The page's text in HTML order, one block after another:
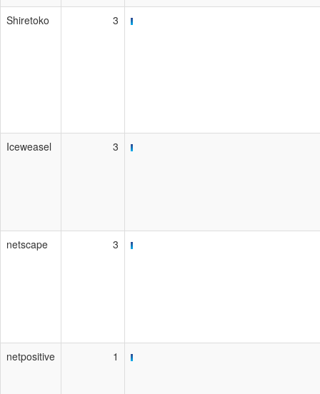
Shiretoko 3
Iceweasel 3
netscape 3
netpositive 1